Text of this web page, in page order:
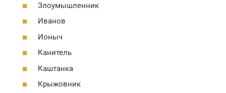
Злоумышленник
Иванов
Ионыч
Канитель
Каштанка
Крыжовник